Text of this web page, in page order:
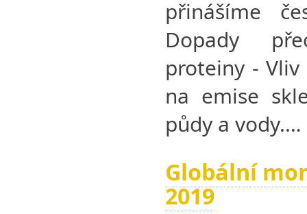
přinášíme
Dopady
proteiny - Vliv
na emise
půdy a vody.…
Globální
2019